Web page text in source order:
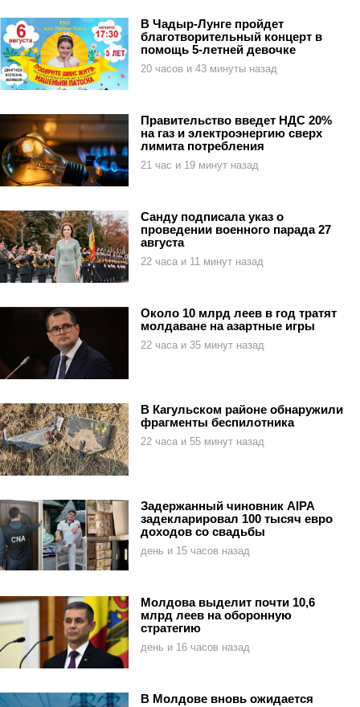
В Чадыр-Лунге пройдет
благотворительный концерт в
помощь 5-летней девочке
20 часов и 43 минуты назад
Правительство введет НДС 20%
на газ и электроэнергию сверх
лимита потребления
21 час и 19 минут назад
Санду подписала указ о
проведении военного парада 27
августа
22 часа и 11 минут назад
Около 10 млрд леев в год тратят
молдаване на азартные игры
22 часа и 35 минут назад
В Кагульском районе обнаружили
фрагменты беспилотника
22 часа и 55 минут назад
Задержанный чиновник AIPA
задекларировал 100 тысяч евро
доходов со свадьбы
день и 15 часов назад
Молдова выделит почти 10,6
млрд леев на оборонную
стратегию
день и 16 часов назад
В Молдове вновь ожидается